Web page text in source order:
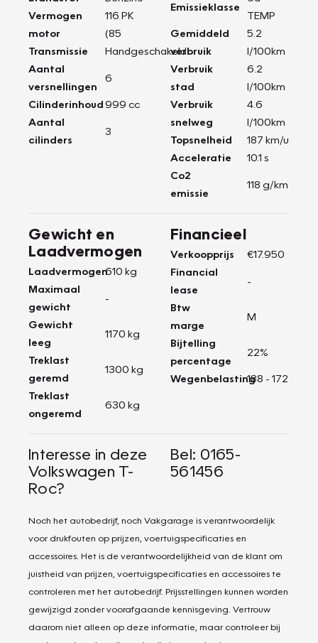
Vermogen
motor
116 PK
(85
Transmissie
Handgeschakeld
Aantal
versnellingen
6
Cilinderinhoud999 cc
Aantal
cilinders
3
Emissieklasse
TEMP
Gemiddeld
verbruik
5.2
l/100km
Verbruik
stad
6.2
l/100km
Verbruik
snelweg
4.6
l/100km
Topsnelheid
187 km/u
Acceleratie
10.1 s
Co2
emissie
118 g/km
Gewicht en
Laadvermogen
Laadvermogen610 kg
Maximaal
gewicht
-
Gewicht
leeg
1170 kg
Treklast
geremd
1300 kg
Treklast
ongeremd
630 kg
Financieel
Verkoopprijs
€17.950
Financial
lease
-
Btw
marge
M
Bijtelling
percentage
22%
Wegenbelasting188 - 172
Interesse in deze
Volkswagen T-
Roc?
Bel: 0165-
561456
Noch het autobedrijf, noch Vakgarage is verantwoordelijk
voor drukfouten op prijzen, voertuigspecificaties en
accessoires. Het is de verantwoordelijkheid van de klant om
juistheid van prijzen, voertuigspecificaties en accessoires te
controleren met het autobedrijf. Prijsstellingen kunnen worden
gewijzigd zonder voorafgaande kennisgeving. Vertrouw
daarom niet alleen op deze informatie, maar controleer bij